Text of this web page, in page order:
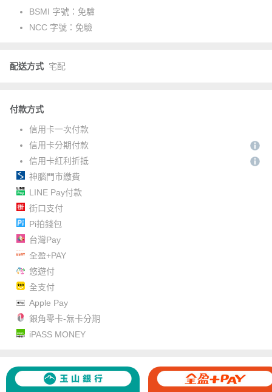
BSMI 字號： 免驗
NCC 字號： 免驗
配送方式 宅配
付款方式
信用卡一次付款
信用卡分期付款
信用卡紅利折抵
神腦門市繳費
LINE Pay付款
街口支付
Pi拍錢包
台灣Pay
全盈+PAY
悠遊付
全支付
Apple Pay
銀角零卡-無卡分期
iPASS MONEY